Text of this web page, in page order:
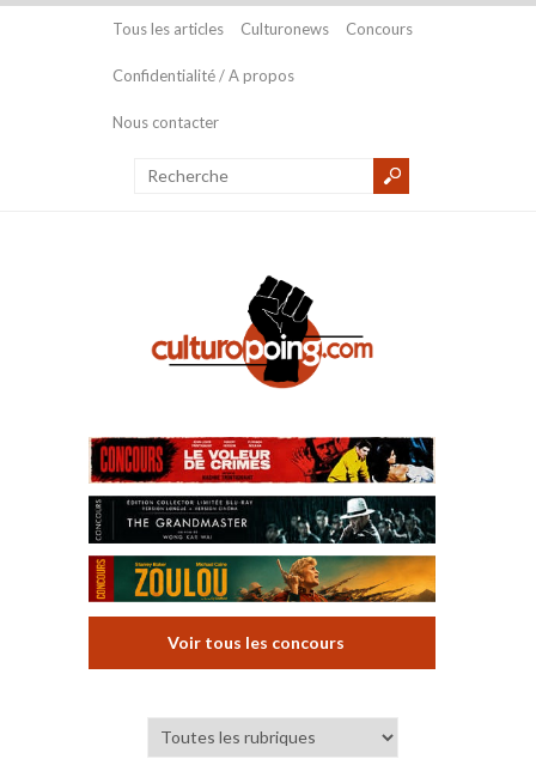
Tous les articles Culturonews Concours
Confidentialité / A propos
Nous contacter
Voir tous les concours